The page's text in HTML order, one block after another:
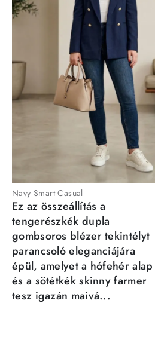
Navy Smart Casual
Ez az összeállítás a
tengerészkék dupla
gombsoros blézer tekintélyt
parancsoló eleganciájára
épül, amelyet a hófehér alap
és a sötétkék skinny farmer
tesz igazán maivá...